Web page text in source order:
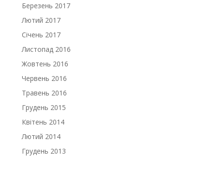
Березень 2017
Лютий 2017
Січень 2017
Листопад 2016
Жовтень 2016
Червень 2016
Травень 2016
Грудень 2015
Квітень 2014
Лютий 2014
Грудень 2013